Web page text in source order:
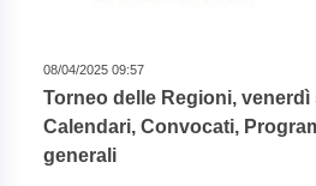
08/04/2025 09:57
Torneo delle Regioni, venerdì
Calendari, Convocati,
generali